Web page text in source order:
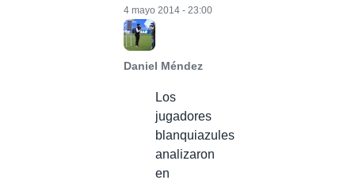
Daniel Méndez
4 mayo 2014 - 23:00
Los
jugadores
blanquiazules
analizaron
en